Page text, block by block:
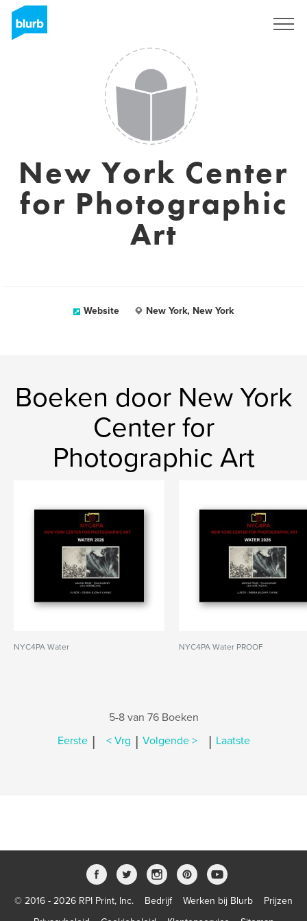
New York Center
for Photographic
Art
Website New York, New York
Boeken door New York
Center for
Photographic Art
NYC4PA Water NYC4PA Water PROOF
5-8 van 76 Boeken
Eerste | < Vrg | Volgende > | Laatste
© 2016 - 2026 RPI Print, Inc. Bedrijf Werken bij Blurb
Prijzen